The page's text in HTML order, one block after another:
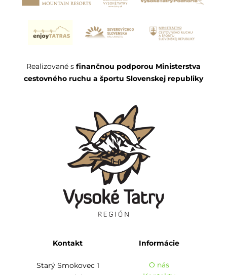
Realizované s finančnou podporou Ministerstva
cestovného ruchu a športu Slovenskej republiky
Kontakt
Starý Smokovec 1
Informácie
O nás